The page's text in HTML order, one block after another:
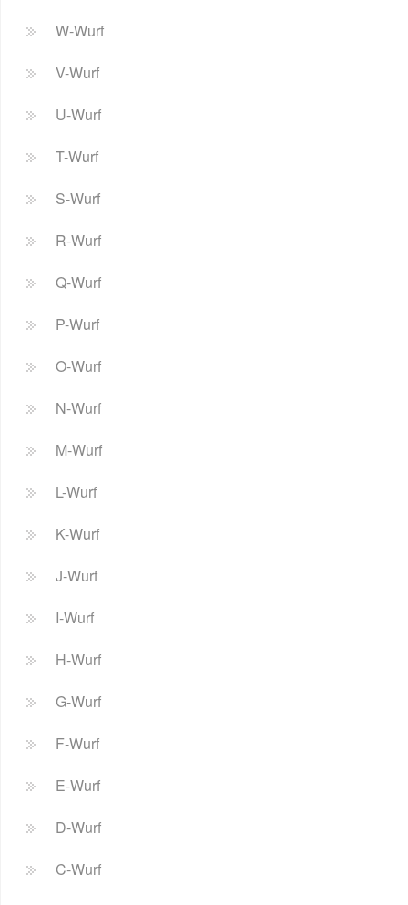
W-Wurf
V-Wurf
U-Wurf
T-Wurf
S-Wurf
R-Wurf
Q-Wurf
P-Wurf
O-Wurf
N-Wurf
M-Wurf
L-Wurf
K-Wurf
J-Wurf
I-Wurf
H-Wurf
G-Wurf
F-Wurf
E-Wurf
D-Wurf
C-Wurf